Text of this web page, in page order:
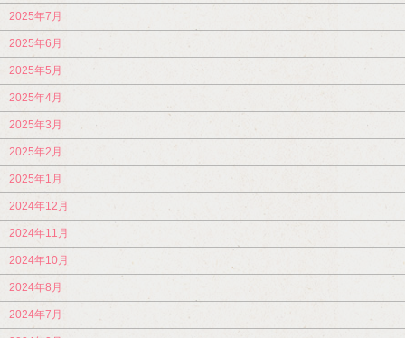
2025年7月
2025年6月
2025年5月
2025年4月
2025年3月
2025年2月
2025年1月
2024年12月
2024年11月
2024年10月
2024年8月
2024年7月